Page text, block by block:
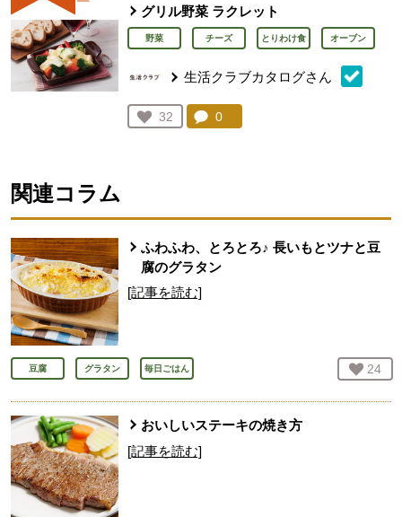
グリル野菜 ラクレット
野菜 チーズ とりわけ食 オーブン
生活クラブカタログさん
お気に入り登録：
32
人が登録
コメント：
0
関連コラム
ふわふわ、とろとろ♪ 長いもとツナと豆
腐のグラタン
[記事を読む]
豆腐 グラタン 毎日ごはん お気
24
おいしいステーキの焼き方
[記事を読む]